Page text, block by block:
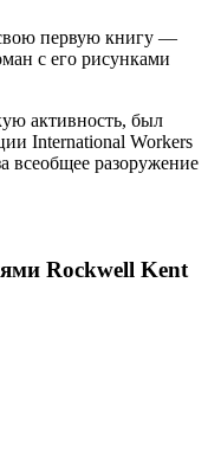
первую книгу —
с его рисунками
активность, был
International Workers
всеобщее разоружение
Rockwell Kent